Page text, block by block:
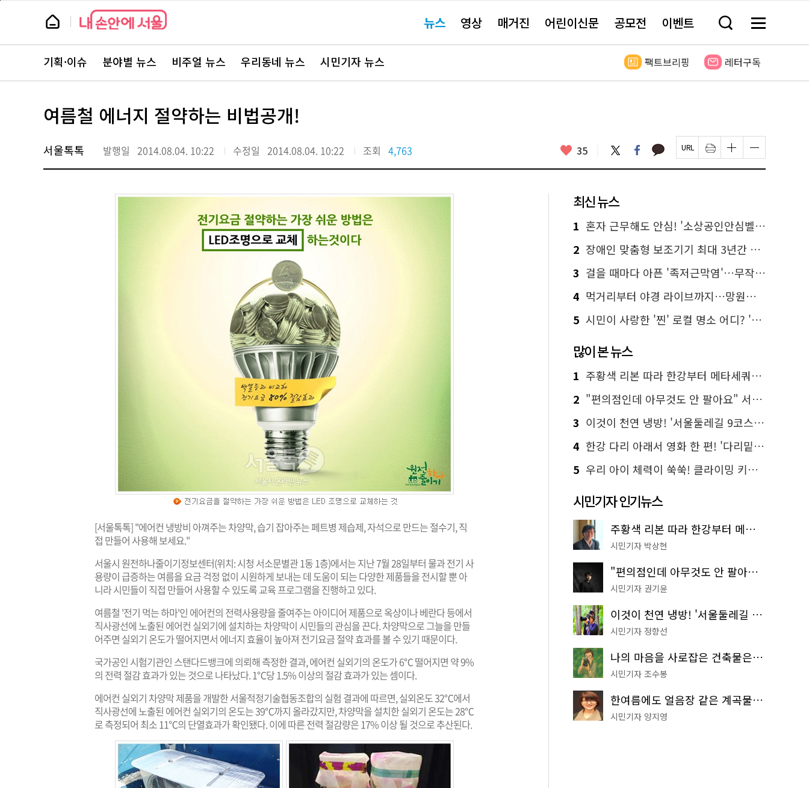
본
뉴
스 요뉴스 영상 매거진 어린이신문 공모전 이벤트 검
창
기
메
전
보
뉴
스
주
서
바
로
기획·이슈 분야별 뉴스 비주얼 뉴스 우리동네 뉴스 시민기자 뉴스 팩트브리핑 레터구독
여름철 에너지 절약하는 비법공개!
서울톡톡 발행일 2014.08.04. 10:22 수정일 2014.08.04. 10:22 조회 4,763 좋
요
35 트
위
터
페
이
스
카
카 페
이
지
인
쇄
하
글
자
크
하
기
글
자
크
하
기
[서울톡톡] "에어컨 냉방비 아껴주는 차양막, 습기 잡아주는 페트병 제습제, 자석으로 만드는 절수기, 직
접 만들어 사용해 보세요."
서울시 원전하나줄이기정보센터(위치: 시청 서소문별관 1동 1층)에서는 지난 7월 28일부터 물과 전기 사
용량이 급증하는 여름을 요금 걱정 없이 시원하게 보내는 데 도움이 되는 다양한 제품들을 전시할 뿐 아
니라 시민들이 직접 만들어 사용할 수 있도록 교육 프로그램을 진행하고 있다.
여름철 '전기 먹는 하마'인 에어컨의 전력사용량을 줄여주는 아이디어 제품으로 옥상이나 베란다 등에서
직사광선에 노출된 에어컨 실외기에 설치하는 차양막이 시민들의 관심을 끈다. 차양막으로 그늘을 만들
어주면 실외기 온도가 떨어지면서 에너지 효율이 높아져 전기요금 절약 효과를 볼 수 있기 때문이다.
국가공인 시험기관인 스탠다드뱅크에 의뢰해 측정한 결과, 에어컨 실외기의 온도가 6℃ 떨어지면 약 9%
의 전력 절감 효과가 있는 것으로 나타났다. 1℃당 1.5% 이상의 절감 효과가 있는 셈이다.
에어컨 실외기 차양막 제품을 개발한 서울적정기술협동조합의 실험 결과에 따르면, 실외온도 32℃에서
직사광선에 노출된 에어컨 실외기의 온도는 39℃까지 올라갔지만, 차양막을 설치한 실외기 온도는 28℃
로 측정되어 최소 11℃의 단열효과가 확인됐다. 이에 따른 전력 절감량은 17% 이상 될 것으로 추산된다.
최신 뉴스
1 혼자 근무해도 안심! '소상공인안심벨' 신청하세요
2 장애인 맞춤형 보조기기 최대 3년간 무상 대여…삶의 질 높인다
3 걸을 때마다 아픈 '족저근막염'…무작정 참지 말고 '이것' 해보세요!
4 먹거리부터 야경 라이브까지…망원한강공원 알짜 코스
5 시민이 사랑한 '찐' 로컬 명소 어디? '서울에디션25' 추천 코스
많이 본 뉴스
1 주황색 리본 따라 한강부터 메타세쿼이아 숲길까지…서울둘레길 15코스
2 "편의점인데 아무것도 안 팔아요" 서울에서 가장 특별한 편의점의 정체
3 이것이 천연 냉방! '서울둘레길 9코스'로 숲속 피서 떠나볼까
4 한강 다리 아래서 영화 한 편! '다리밑 영화관' 무료 상영
5 우리 아이 체력이 쑥쑥! 클라이밍 키즈카페·어린이 체력장
시민기자 인기뉴스
주황색 리본 따라 한강부터 메타세쿼이아 숲길까지…서울둘레길 15코스
시민기자 박상현
"편의점인데 아무것도 안 팔아요" 서울에서 가장 특별한 편의점의 정체
시민기자 권기윤
이것이 천연 냉방! '서울둘레길 9코스'로 숲속 피서 떠나볼까
시민기자 정향선
나의 마음을 사로잡은 건축물은? '서울시 건축상' 수상작 공개!
시민기자 조수봉
한여름에도 얼음장 같은 계곡물! 서울 '진관사 계곡'이 천국이네~
시민기자 양지영
페